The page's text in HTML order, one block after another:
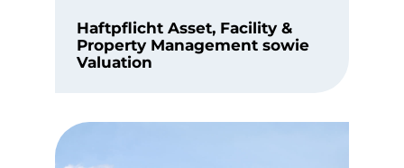
Haftpflicht Asset, Facility &
Property Management sowie
Valuation